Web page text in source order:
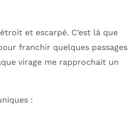
et escarpé. C’est là que
franchir quelques passages
virage me rapprochait un
: